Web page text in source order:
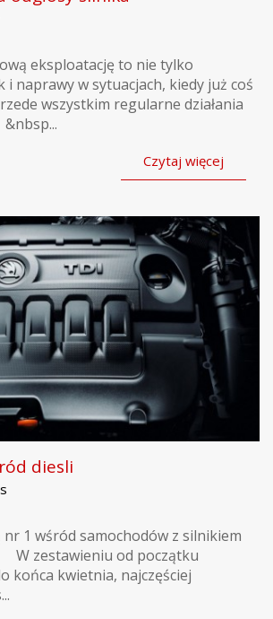
eksploatację to nie tylko
i naprawy w sytuacjach, kiedy już coś
wszystkim regularne działania
Czytaj więcej
diesli
1 wśród samochodów z silnikiem
W zestawieniu od początku
końca kwietnia, najczęściej